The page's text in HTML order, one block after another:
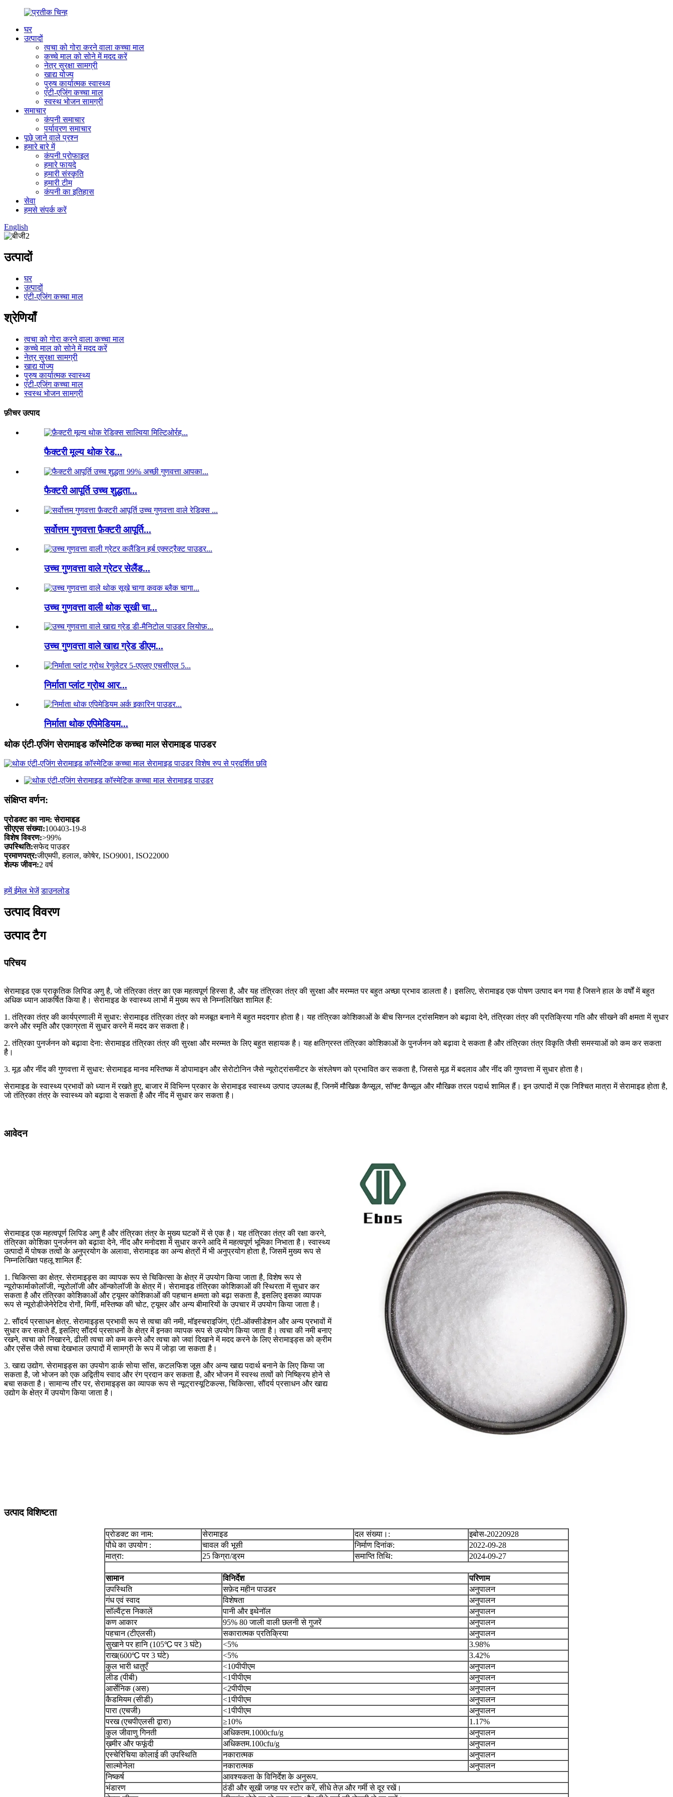
घर
उत्पादों
त्वचा को गोरा करने वाला कच्चा माल
कच्चे माल को सोने में मदद करें
नेत्र सुरक्षा सामग्री
खाद्य योज्य
पुरुष कार्यात्मक स्वास्थ्य
एंटी-एजिंग कच्चा माल
स्वस्थ भोजन सामग्री
समाचार
कंपनी समाचार
पर्यावरण समाचार
पूछे जाने वाले प्रश्न
हमारे बारे में
कंपनी प्रोफाइल
हमारे फायदे
हमारी संस्कृति
हमारी टीम
कंपनी का इतिहास
सेवा
हमसे संपर्क करें
English
उत्पादों
घर
उत्पादों
एंटी-एजिंग कच्चा माल
श्रेणियाँ
त्वचा को गोरा करने वाला कच्चा माल
कच्चे माल को सोने में मदद करें
नेत्र सुरक्षा सामग्री
खाद्य योज्य
पुरुष कार्यात्मक स्वास्थ्य
एंटी-एजिंग कच्चा माल
स्वस्थ भोजन सामग्री
फ़ीचर उत्पाद
फैक्टरी मूल्य थोक रेड...
फैक्टरी आपूर्ति उच्च शुद्धता...
सर्वोत्तम गुणवत्ता फ़ैक्टरी आपूर्ति...
उच्च गुणवत्ता वाले ग्रेटर सेलैंड...
उच्च गुणवत्ता वाली थोक सूखी चा...
उच्च गुणवत्ता वाले खाद्य ग्रेड डीएम...
निर्माता प्लांट ग्रोथ आर...
निर्माता थोक एपिमेडियम...
थोक एंटी-एजिंग सेरामाइड कॉस्मेटिक कच्चा माल सेरामाइड पाउडर
संक्षिप्त वर्णन:
प्रोडक्ट का नाम: सेरामाइड
सीएएस संख्या:100403-19-8
विशेष विवरण:>99%
उपस्थिति:सफेद पाउडर
प्रमाणपत्र:जीएमपी, हलाल, कोषेर, ISO9001, ISO22000
शेल्फ जीवन:2 वर्ष
हमें ईमेल भेजें डाउनलोड
उत्पाद विवरण
उत्पाद टैग
परिचय
सेरामाइड एक प्राकृतिक लिपिड अणु है, जो तंत्रिका तंत्र का एक महत्वपूर्ण हिस्सा है, और यह तंत्रिका तंत्र की सुरक्षा और मरम्मत पर बहुत अच्छा प्रभाव डालता है। इसलिए, सेरामाइड एक पोषण उत्पाद बन गया है जिसने हाल के वर्षों में बहुत
अधिक ध्यान आकर्षित किया है। सेरामाइड के स्वास्थ्य लाभों में मुख्य रूप से निम्नलिखित शामिल हैं:
1. तंत्रिका तंत्र की कार्यप्रणाली में सुधार: सेरामाइड तंत्रिका तंत्र को मजबूत बनाने में बहुत मददगार होता है। यह तंत्रिका कोशिकाओं के बीच सिग्नल ट्रांसमिशन को बढ़ावा देने, तंत्रिका तंत्र की प्रतिक्रिया गति और सीखने की क्षमता में सुधार
करने और स्मृति और एकाग्रता में सुधार करने में मदद कर सकता है।
2. तंत्रिका पुनर्जनन को बढ़ावा देना: सेरामाइड तंत्रिका तंत्र की सुरक्षा और मरम्मत के लिए बहुत सहायक है। यह क्षतिग्रस्त तंत्रिका कोशिकाओं के पुनर्जनन को बढ़ावा दे सकता है और तंत्रिका तंत्र विकृति जैसी समस्याओं को कम कर सकता
है।
3. मूड और नींद की गुणवत्ता में सुधार: सेरामाइड मानव मस्तिष्क में डोपामाइन और सेरोटोनिन जैसे न्यूरोट्रांसमीटर के संश्लेषण को प्रभावित कर सकता है, जिससे मूड में बदलाव और नींद की गुणवत्ता में सुधार होता है।
सेरामाइड के स्वास्थ्य प्रभावों को ध्यान में रखते हुए, बाजार में विभिन्न प्रकार के सेरामाइड स्वास्थ्य उत्पाद उपलब्ध हैं, जिनमें मौखिक कैप्सूल, सॉफ्ट कैप्सूल और मौखिक तरल पदार्थ शामिल हैं। इन उत्पादों में एक निश्चित मात्रा में सेरामाइड होता है,
जो तंत्रिका तंत्र के स्वास्थ्य को बढ़ावा दे सकता है और नींद में सुधार कर सकता है।
आवेदन
सेरामाइड एक महत्वपूर्ण लिपिड अणु है और तंत्रिका तंत्र के मुख्य घटकों में से एक है। यह तंत्रिका तंत्र की रक्षा करने,
तंत्रिका कोशिका पुनर्जनन को बढ़ावा देने, नींद और मनोदशा में सुधार करने आदि में महत्वपूर्ण भूमिका निभाता है। स्वास्थ्य
उत्पादों में पोषक तत्वों के अनुप्रयोग के अलावा, सेरामाइड का अन्य क्षेत्रों में भी अनुप्रयोग होता है, जिसमें मुख्य रूप से
निम्नलिखित पहलू शामिल हैं:
1. चिकित्सा का क्षेत्र. सेरामाइड्स का व्यापक रूप से चिकित्सा के क्षेत्र में उपयोग किया जाता है, विशेष रूप से
न्यूरोफार्माकोलॉजी, न्यूरोलॉजी और ऑन्कोलॉजी के क्षेत्र में। सेरामाइड तंत्रिका कोशिकाओं की स्थिरता में सुधार कर
सकता है और तंत्रिका कोशिकाओं और ट्यूमर कोशिकाओं की पहचान क्षमता को बढ़ा सकता है, इसलिए इसका व्यापक
रूप से न्यूरोडीजेनेरेटिव रोगों, मिर्गी, मस्तिष्क की चोट, ट्यूमर और अन्य बीमारियों के उपचार में उपयोग किया जाता है।
2. सौंदर्य प्रसाधन क्षेत्र. सेरामाइड्स प्रभावी रूप से त्वचा की नमी, मॉइस्चराइजिंग, एंटी-ऑक्सीडेशन और अन्य प्रभावों में
सुधार कर सकते हैं, इसलिए सौंदर्य प्रसाधनों के क्षेत्र में इनका व्यापक रूप से उपयोग किया जाता है। त्वचा की नमी बनाए
रखने, त्वचा को निखारने, ढीली त्वचा को कम करने और त्वचा को जवां दिखाने में मदद करने के लिए सेरामाइड्स को क्रीम
और एसेंस जैसे त्वचा देखभाल उत्पादों में सामग्री के रूप में जोड़ा जा सकता है।
3. खाद्य उद्योग. सेरामाइड्स का उपयोग डार्क सोया सॉस, कटलफिश जूस और अन्य खाद्य पदार्थ बनाने के लिए किया जा
सकता है, जो भोजन को एक अद्वितीय स्वाद और रंग प्रदान कर सकता है, और भोजन में स्वस्थ तत्वों को निष्क्रिय होने से
बचा सकता है। सामान्य तौर पर, सेरामाइड्स का व्यापक रूप से न्यूट्रास्यूटिकल्स, चिकित्सा, सौंदर्य प्रसाधन और खाद्य
उद्योग के क्षेत्र में उपयोग किया जाता है।
उत्पाद विशिष्टता
प्रोडक्ट का नाम: सेरामाइड दल संख्या।:
इबोस-20220928
पौधे का उपयोग :
चावल की भूसी निर्माण दिनांक:
2022-09-28
मात्रा:
25 किग्रा/ड्रम समाप्ति तिथि: 2024-09-27
सामान विनिर्देश
परिणाम
उपस्थिति
सफ़ेद महीन पाउडर
अनुपालन
गंध एवं स्वाद
विशेषता
अनुपालन
सॉल्वैंट्स निकालें
पानी और इथेनॉल
अनुपालन
कण आकार
95% 80 जाली वाली छलनी से गुजरें
अनुपालन
पहचान (टीएलसी)
सकारात्मक प्रतिक्रिया
अनुपालन
सुखाने पर हानि (105℃ पर 3 घंटे)
<5%
3.98%
राख(600℃ पर 3 घंटे)
<5%
3.42%
कुल भारी धातुएँ
<10पीपीएम
अनुपालन
लीड (पीबी)
<1पीपीएम
अनुपालन
आर्सेनिक (अस)
<2पीपीएम
अनुपालन
कैडमियम (सीडी)
<1पीपीएम
अनुपालन
पारा (एचजी)
<1पीपीएम
अनुपालन
परख (एचपीएलसी द्वारा)
≥10%
1.17%
कुल जीवाणु गिनती
अधिकतम.1000cfu/g
अनुपालन
ख़मीर और फफूंदी
अधिकतम.100cfu/g
अनुपालन
एस्चेरिचिया कोलाई की उपस्थिति
नकारात्मक
अनुपालन
साल्मोनेला
नकारात्मक
अनुपालन
निष्कर्ष
आवश्यकता के विनिर्देश के अनुरूप.
भंडारण
ठंडी और सूखी जगह पर स्टोर करें, सीधे तेज़ और गर्मी से दूर रखें।